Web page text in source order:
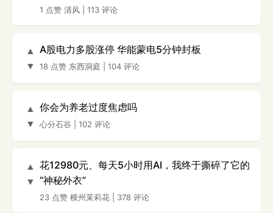
1 点赞 清风 113 评论
▲
▼
A股电力多股涨停 华能蒙电5分钟封板
18 点赞 东西洞庭 104 评论
▲
▼
你会为养老过度焦虑吗
心分石谷 102 评论
▲
▼
花12980元、每天5小时用AI，我终于撕碎了它的
“神秘外衣”
23 点赞 横州茉莉花 378 评论